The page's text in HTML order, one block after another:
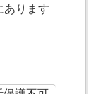
あります